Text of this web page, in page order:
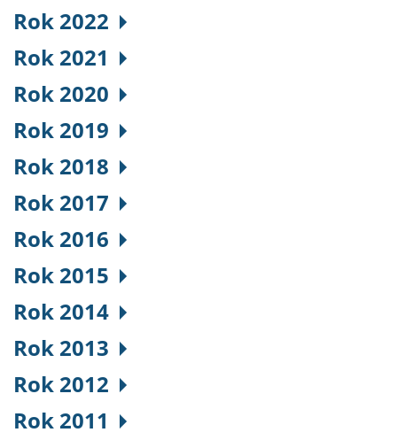
Rok 2022
Rok 2021
Rok 2020
Rok 2019
Rok 2018
Rok 2017
Rok 2016
Rok 2015
Rok 2014
Rok 2013
Rok 2012
Rok 2011